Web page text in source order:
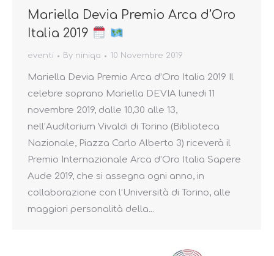
Mariella Devia Premio Arca d’Oro
Italia 2019
eventi By niniqa 10 Novembre 2019
Mariella Devia Premio Arca d’Oro Italia 2019 Il
celebre soprano Mariella DEVIA lunedi 11
novembre 2019, dalle 10,30 alle 13,
nell’Auditorium Vivaldi di Torino (Biblioteca
Nazionale, Piazza Carlo Alberto 3) riceverà il
Premio Internazionale Arca d’Oro Italia Sapere
Aude 2019, che si assegna ogni anno, in
collaborazione con l’Università di Torino, alle
maggiori personalità della…